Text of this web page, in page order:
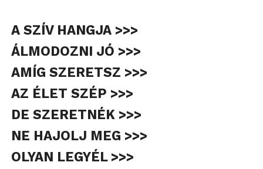
A SZÍV HANGJA >>>
ÁLMODOZNI JÓ >>>
AMÍG SZERETSZ >>>
AZ ÉLET SZÉP >>>
DE SZERETNÉK >>>
NE HAJOLJ MEG >>>
OLYAN LEGYÉL >>>